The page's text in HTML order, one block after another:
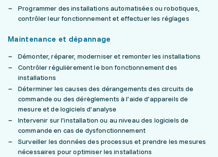
Programmer des installations automatisées ou robotiques,
contrôler leur fonctionnement et effectuer les réglages
Maintenance et dépannage
Démonter, réparer, moderniser et remonter les installations
Contrôler régulièrement le bon fonctionnement des
installations
Déterminer les causes des dérangements des circuits de
commande ou des dérèglements à l'aide d'appareils de
mesure et de logiciels d'analyse
Intervenir sur l'installation ou au niveau des logiciels de
commande en cas de dysfonctionnement
Surveiller les données des processus et prendre les mesures
nécessaires pour optimiser les installations